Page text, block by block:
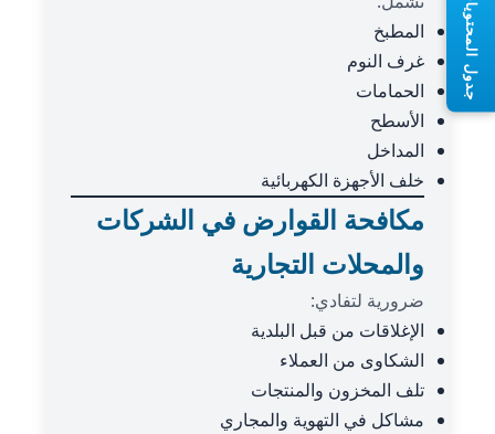
المطبخ
غرف النوم
الحمامات
الأسطح
المداخل
خلف الأجهزة الكهربائية
مكافحة القوارض في الشركات
والمحلات التجارية
ضرورية لتفادي:
الإغلاقات من قبل البلدية
الشكاوى من العملاء
تلف المخزون والمنتجات
مشاكل في التهوية والمجاري
جدول المحتويات